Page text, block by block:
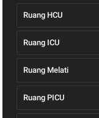
Ruang HCU
Ruang ICU
Ruang Melati
Ruang PICU